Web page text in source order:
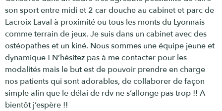
son sport entre midi et 2 car douche au cabinet et parc de
Lacroix Laval à proximité ou tous les monts du Lyonnais
comme terrain de jeux. Je suis dans un cabinet avec des
ostéopathes et un kiné. Nous sommes une équipe jeune et
dynamique ! N’hésitez pas à me contacter pour les
modalités mais le but est de pouvoir prendre en charge
nos patients qui sont adorables, de collaborer de façon
simple afin que le délai de rdv ne s’allonge pas trop !! A
bientôt j’espère !!